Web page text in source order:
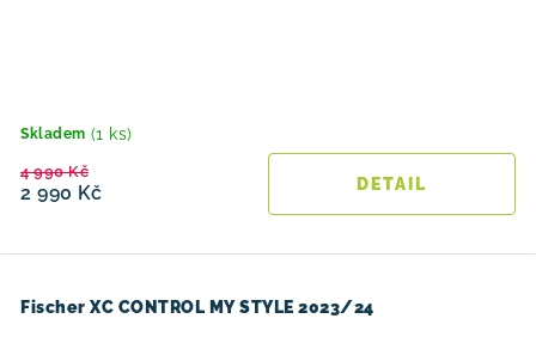
Skladem (1 ks)
2 990 Kč
4 990 Kč
Fischer XC CONTROL MY STYLE 2023/24